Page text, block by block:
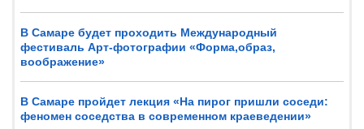
В Самаре будет проходить Международный
фестиваль Арт-фотографии «Форма,образ,
воображение»
В Самаре пройдет лекция «На пирог пришли соседи:
феномен соседства в современном краеведении»